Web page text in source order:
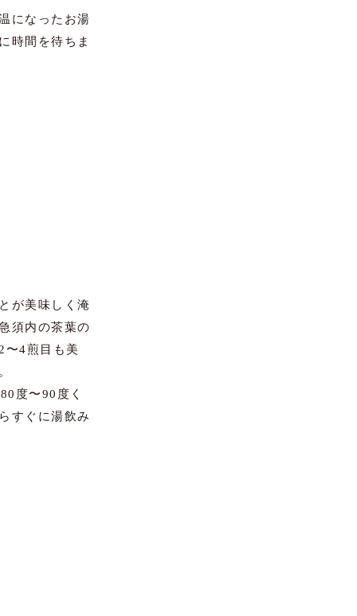
になったお湯
時間を待ちま
が美味しく淹
須内の茶葉の
〜4煎目も美
度〜90度く
すぐに湯飲み